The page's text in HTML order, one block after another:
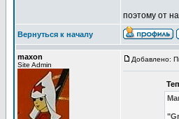
поэтому от
Вернуться к началу
maxon
Site Admin
Добавлено: